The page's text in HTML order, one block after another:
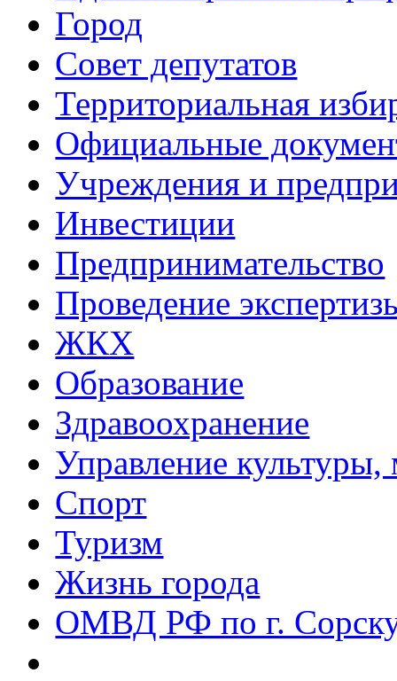
Город
Совет депутатов
Территориальная
Официальные
Учреждения и
Инвестиции
Предпринимательство
Проведение
ЖКХ
Образование
Здравоохранение
Управление
Спорт
Туризм
Жизнь города
ОМВД РФ по г.